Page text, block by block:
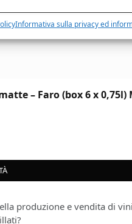
Informativa sulla privacy ed
– Faro (box 6 x 0,75l)
produzione e vendita di